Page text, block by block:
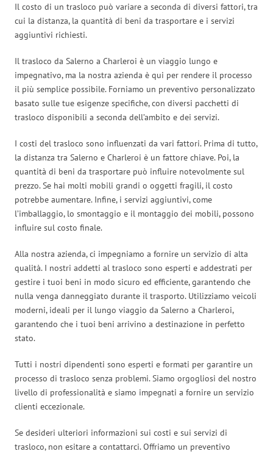
Il costo di un trasloco può variare a seconda di diversi fattori, tra
cui la distanza, la quantità di beni da trasportare e i servizi
aggiuntivi richiesti.
Il trasloco da Salerno a Charleroi è un viaggio lungo e
impegnativo, ma la nostra azienda è qui per rendere il processo
il più semplice possibile. Forniamo un preventivo personalizzato
basato sulle tue esigenze specifiche, con diversi pacchetti di
trasloco disponibili a seconda dell’ambito e dei servizi.
I costi del trasloco sono influenzati da vari fattori. Prima di tutto,
la distanza tra Salerno e Charleroi è un fattore chiave. Poi, la
quantità di beni da trasportare può influire notevolmente sul
prezzo. Se hai molti mobili grandi o oggetti fragili, il costo
potrebbe aumentare. Infine, i servizi aggiuntivi, come
l’imballaggio, lo smontaggio e il montaggio dei mobili, possono
influire sul costo finale.
Alla nostra azienda, ci impegniamo a fornire un servizio di alta
qualità. I nostri addetti al trasloco sono esperti e addestrati per
gestire i tuoi beni in modo sicuro ed efficiente, garantendo che
nulla venga danneggiato durante il trasporto. Utilizziamo veicoli
moderni, ideali per il lungo viaggio da Salerno a Charleroi,
garantendo che i tuoi beni arrivino a destinazione in perfetto
stato.
Tutti i nostri dipendenti sono esperti e formati per garantire un
processo di trasloco senza problemi. Siamo orgogliosi del nostro
livello di professionalità e siamo impegnati a fornire un servizio
clienti eccezionale.
Se desideri ulteriori informazioni sui costi e sui servizi di
trasloco, non esitare a contattarci. Offriamo un preventivo